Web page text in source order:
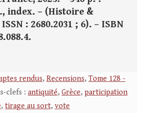
index. – (Histoire &
: 2680.2031 ; 6). – ISBN
rendus, Recensions, Tome 128 -
clefs : antiquité, Grèce, participation
, tirage au sort, vote